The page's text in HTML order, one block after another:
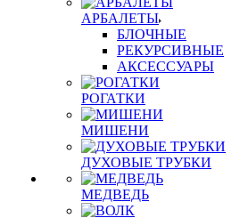
АРБАЛЕТЫ
БЛОЧНЫЕ
РЕКУРСИВНЫЕ
АКСЕССУАРЫ
РОГАТКИ
МИШЕНИ
ДУХОВЫЕ ТРУБКИ
МЕДВЕДЬ